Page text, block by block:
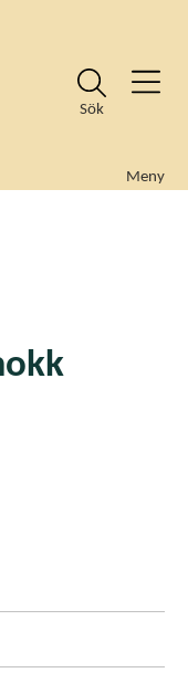
Sök
Meny